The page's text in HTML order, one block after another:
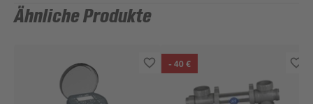
Ähnliche Produkte
- 40 €